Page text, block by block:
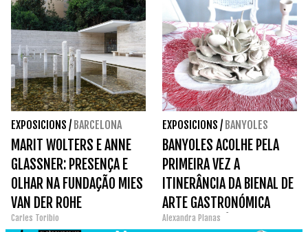
EXPOSICIONS / BARCELONA
MARIT WOLTERS E ANNE
GLASSNER: PRESENÇA E
OLHAR NA FUNDAÇÃO MIES
VAN DER ROHE
Carles Toribio
EXPOSICIONS / BANYOLES
BANYOLES ACOLHE PELA
PRIMEIRA VEZ A
ITINERÂNCIA DA BIENAL DE
ARTE GASTRONÓMICA
CONTEMPORÂNEA DE
Alexandra Planas